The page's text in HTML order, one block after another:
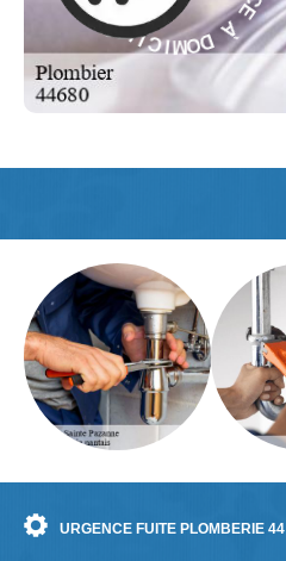
S
E
R D
O
M
I
C
I
L
E
-
URGENCE FUITE PLOMBERIE 44